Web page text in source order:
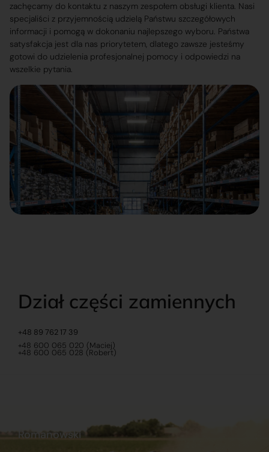
zachęcamy do kontaktu z naszym zespołem obsługi klienta. Nasi
specjaliści z przyjemnością udzielą Państwu szczegółowych
informacji i pomogą w dokonaniu najlepszego wyboru. Państwa
satysfakcja jest dla nas priorytetem, dlatego zawsze jesteśmy
gotowi do udzielenia profesjonalnej pomocy i odpowiedzi na
wszelkie pytania.
Dział części zamiennych
+48 89 762 17 39
+48 600 065 020 (Maciej)
+48 600 065 028 (Robert)
Romanowski